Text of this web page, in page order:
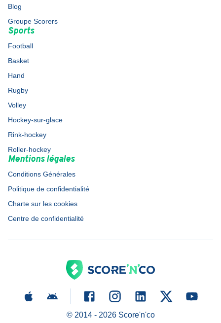
Blog
Groupe Scorers
Sports
Football
Basket
Hand
Rugby
Volley
Hockey-sur-glace
Rink-hockey
Roller-hockey
Mentions légales
Conditions Générales
Politique de confidentialité
Charte sur les cookies
Centre de confidentialité
© 2014 - 2026Score'n'co